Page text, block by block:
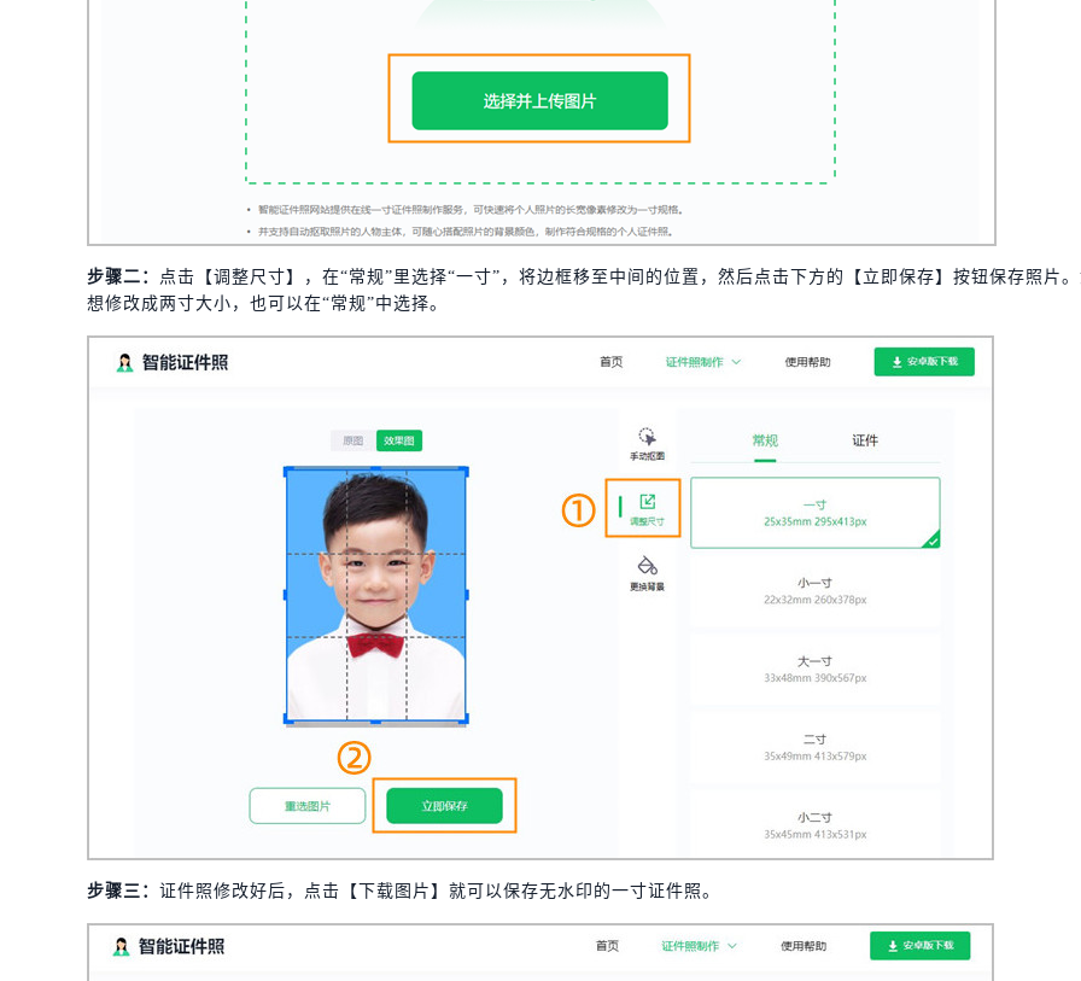
步骤二： 点击【调整尺寸】，在“常规”里选择“一寸”，将边框移至中间的位置，然后点击下方的【立即保存】按钮保存照片
想修改成两寸大小，也可以在“常规”中选择。
步骤三： 证件照修改好后，点击【下载图片】就可以保存无水印的一寸证件照。